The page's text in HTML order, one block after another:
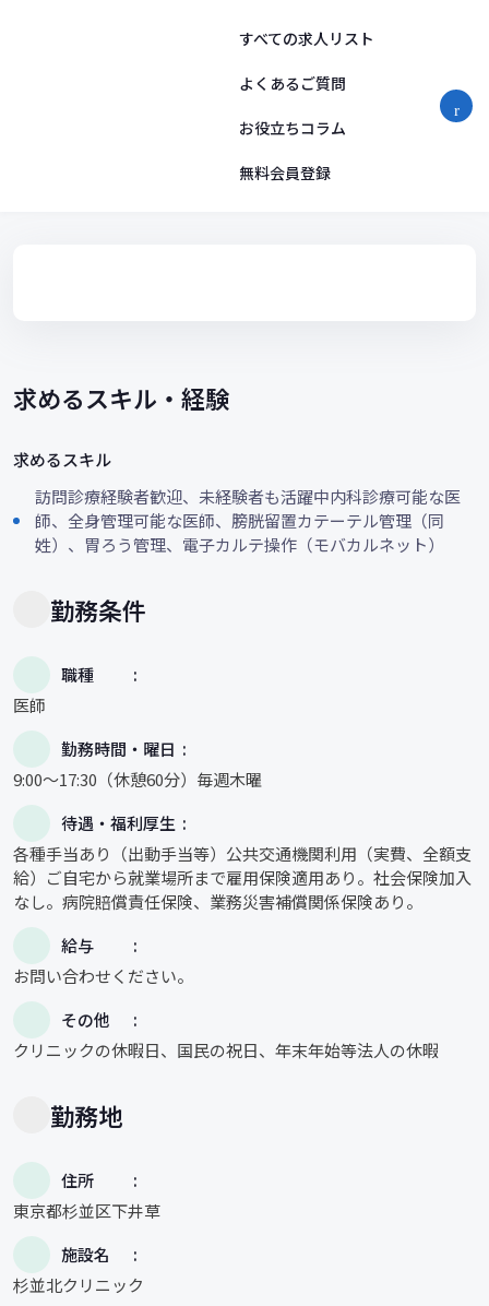
すべての求人リスト
よくあるご質問
お役立ちコラム
無料会員登録
求めるスキル・経験
求めるスキル
訪問診療経験者歓迎、未経験者も活躍中内科診療可能な医
師、全身管理可能な医師、膀胱留置カテーテル管理（同
姓）、胃ろう管理、電子カルテ操作（モバカルネット）
勤務条件
職種
医師
勤務時間・曜日
9:00～17:30（休憩60分）毎週木曜
待遇・福利厚生
各種手当あり（出動手当等）公共交通機関利用（実費、全額支
給）ご自宅から就業場所まで雇用保険適用あり。社会保険加入
なし。病院賠償責任保険、業務災害補償関係保険あり。
給与
お問い合わせください。
その他
クリニックの休暇日、国民の祝日、年末年始等法人の休暇
勤務地
住所
東京都杉並区下井草
施設名
杉並北クリニック